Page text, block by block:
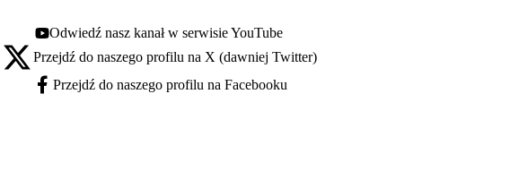
Youtube - otwiera się w nowej karcie
Odwiedź nasz kanał w serwisie YouTube
X - otwiera się w nowej karcie
Przejdź do naszego profilu na X (dawniej Twitter)
Facebook - otwiera się w nowej karcie
Przejdź do naszego profilu na Facebooku